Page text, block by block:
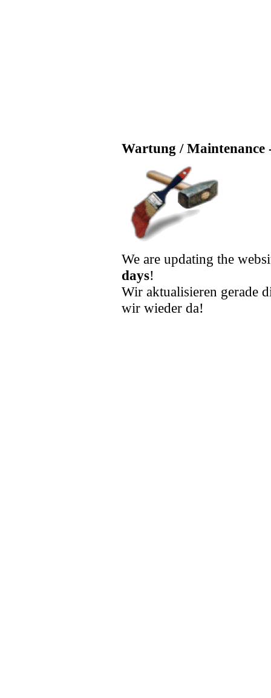
Wartung / Maintenance
We are updating the
days!
Wir aktualisieren gerade
wir wieder da!